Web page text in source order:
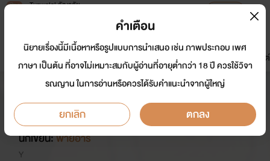
Tunwalai ธัญวลัย
หน้าแรก นิยาย อีบุ๊ก การ์ตูน
มาใหม่
ดรีมแชท ธัญลิสต์
[END] My อชิรา [ ไม่ติดเหรียญ ]
#MyAshira
นักเขียน:พายอาร์
Y
คำเตือน
นิยายเรื่องนี้มีเนื้อหาหรือรูปแบบการนำเสนอ เช่น ภาพประกอบ เพศ
ภาษา เป็นต้น ที่อาจไม่เหมาะสมกับผู้อ่านที่อายุต่ำกว่า 18 ปี ควรใช้วิจา
รณญาน ในการอ่านหรือควรได้รับคำแนะนำจากผู้ใหญ่
ยกเลิก ตกลง